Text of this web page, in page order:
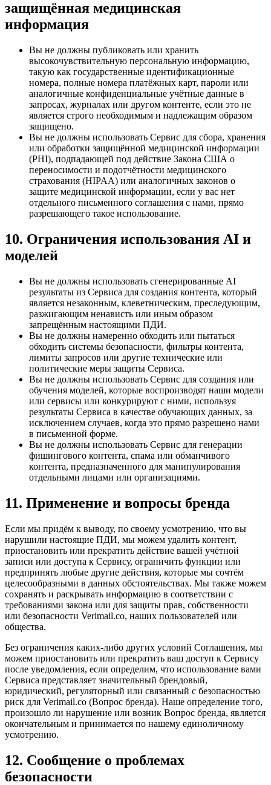
защищённая медицинская
информация
Вы не должны публиковать или хранить
высокочувствительную персональную информацию,
такую как государственные идентификационные
номера, полные номера платёжных карт, пароли или
аналогичные конфиденциальные учётные данные в
запросах, журналах или другом контенте, если это не
является строго необходимым и надлежащим образом
защищено.
Вы не должны использовать Сервис для сбора, хранения
или обработки защищённой медицинской информации
(PHI), подпадающей под действие Закона США о
переносимости и подотчётности медицинского
страхования (HIPAA) или аналогичных законов о
защите медицинской информации, если у вас нет
отдельного письменного соглашения с нами, прямо
разрешающего такое использование.
10. Ограничения использования AI и
моделей
Вы не должны использовать сгенерированные AI
результаты из Сервиса для создания контента, который
является незаконным, клеветническим, преследующим,
разжигающим ненависть или иным образом
запрещённым настоящими ПДИ.
Вы не должны намеренно обходить или пытаться
обходить системы безопасности, фильтры контента,
лимиты запросов или другие технические или
политические меры защиты Сервиса.
Вы не должны использовать Сервис для создания или
обучения моделей, которые воспроизводят наши модели
или сервисы или конкурируют с ними, используя
результаты Сервиса в качестве обучающих данных, за
исключением случаев, когда это прямо разрешено нами
в письменной форме.
Вы не должны использовать Сервис для генерации
фишингового контента, спама или обманчивого
контента, предназначенного для манипулирования
отдельными лицами или организациями.
11. Применение и вопросы бренда
Если мы придём к выводу, по своему усмотрению, что вы
нарушили настоящие ПДИ, мы можем удалить контент,
приостановить или прекратить действие вашей учётной
записи или доступа к Сервису, ограничить функции или
предпринять любые другие действия, которые мы сочтём
целесообразными в данных обстоятельствах. Мы также можем
сохранять и раскрывать информацию в соответствии с
требованиями закона или для защиты прав, собственности
или безопасности Verimail.co, наших пользователей или
общества.
Без ограничения каких-либо других условий Соглашения, мы
можем приостановить или прекратить ваш доступ к Сервису
после уведомления, если определим, что использование вами
Сервиса представляет значительный брендовый,
юридический, регуляторный или связанный с безопасностью
риск для Verimail.co (Вопрос бренда). Наше определение того,
произошло ли нарушение или возник Вопрос бренда, является
окончательным и принимается по нашему единоличному
усмотрению.
12. Сообщение о проблемах
безопасности